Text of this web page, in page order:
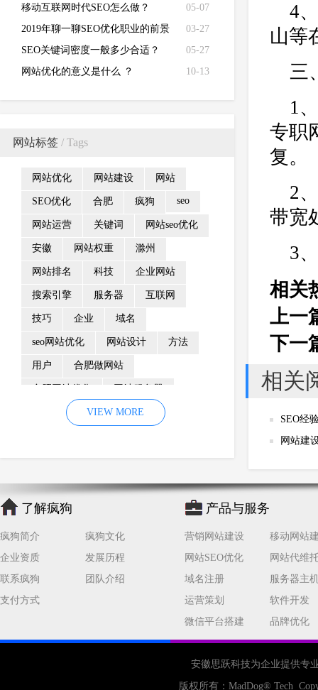
05-07
移动互联网时代SEO怎么做？
03-27
2019年聊一聊SEO优化职业的前景
将会是怎样的！
05-27
SEO关键词密度一般多少合适？
2%-8%？
10-13
网站优化的意义是什么 ？
网站标签 / Tags
网站优化 网站建设 网站
SEO优化 合肥 疯狗 seo
网站运营 关键词 网站seo优化
安徽 网站权重 滁州
网站排名 科技 企业网站
搜索引擎 服务器 互联网
技巧 企业 域名
seo网站优化 网站设计 方法
用户 合肥做网站
优化 网站降权
企业网站建设 效果 页面
网络营销 因素 网络公司
网站流量
百度优化 网站收录
网站seo 专业
手机 方面 搜索引擎优化
合肥网站制作
网站域名 网站制作 中国
VIEW MORE
4
山等
三
1
专职
复。
2
带宽
3
相关
上一
下一
相关
SEO经
网站建
了解疯狗
疯狗简介
疯狗文化
企业资质
发展历程
联系疯狗
团队介绍
支付方式
产品与服务
营销网站建设
移动网站
网站SEO优化
网站代维
域名注册
服务器主
运营策划
软件开发
微信平台搭建
品牌优化
安徽思跃科技为企业提供专
版权所有： MadDog® Tech